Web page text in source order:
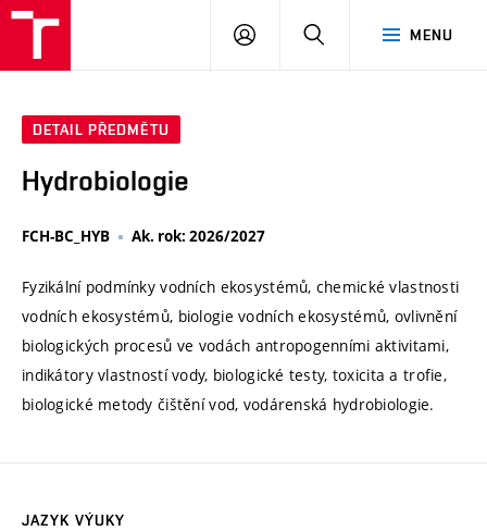
MENU
PŘIHLÁSIT
DETAIL PŘEDMĚTU
Hydrobiologie
FCH-BC_HYB Ak. rok: 2026/2027
Fyzikální podmínky vodních ekosystémů, chemické vlastnosti
vodních ekosystémů, biologie vodních ekosystémů, ovlivnění
biologických procesů ve vodách antropogenními aktivitami,
indikátory vlastností vody, biologické testy, toxicita a trofie,
biologické metody čištění vod, vodárenská hydrobiologie.
JAZYK VÝUKY